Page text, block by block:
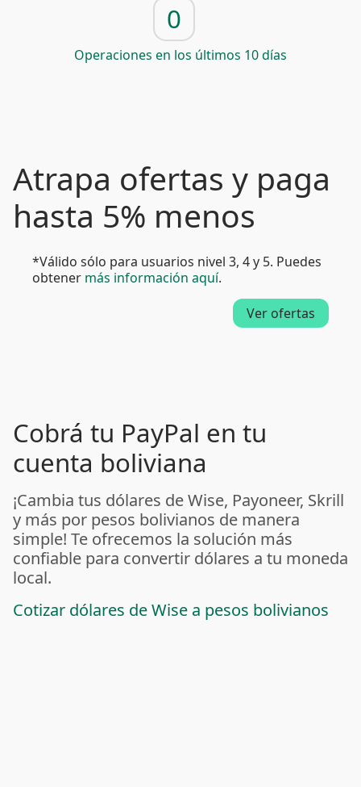
0
Operaciones en los últimos 10 días
Atrapa ofertas y paga
hasta 5% menos
*Válido sólo para usuarios nivel 3, 4 y 5. Puedes
obtener más información aquí.
Ver ofertas
Cobrá tu PayPal en tu
cuenta boliviana
¡Cambia tus dólares de Wise, Payoneer, Skrill
y más por pesos bolivianos de manera
simple! Te ofrecemos la solución más
confiable para convertir dólares a tu moneda
local.
Cotizar dólares de Wise a pesos bolivianos